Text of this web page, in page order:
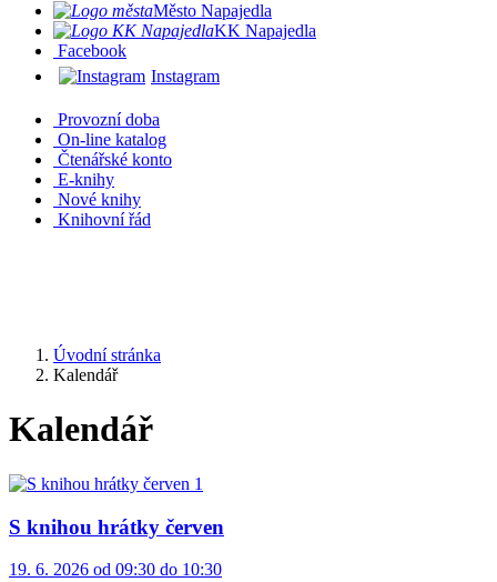
Město Napajedla
KK Napajedla
Facebook
Instagram
Provozní doba
On-line katalog
Čtenářské konto
E-knihy
Nové knihy
Knihovní řád
Úvodní stránka
Kalendář
Kalendář
S knihou hrátky červen
19. 6. 2026 od 09:30 do 10:30